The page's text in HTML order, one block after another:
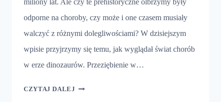
miliony lat. Ale czy te prehistoryczne olbrzymy były
odporne na choroby, czy może i one czasem musiały
walczyć z różnymi dolegliwościami? W dzisiejszym
wpisie przyjrzymy się temu, jak wyglądał świat chorób
w erze dinozaurów. Przeziębienie w…
CZYTAJ DALEJ CHOROBY